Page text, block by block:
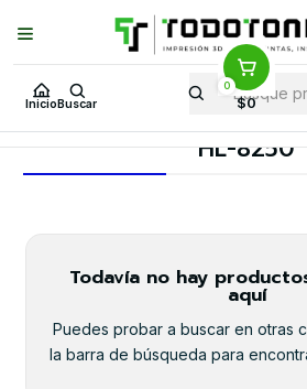
Inicio Buscar
0
$0
Puedes Elegir: Comprar enTienda·
Tienda en24
Inicio Toner y tambor Toner Original
Equipos BROTHER
HL-8250
Todavía no hay
aquí
Puedes probar a buscar en otras
la barra de búsqueda para